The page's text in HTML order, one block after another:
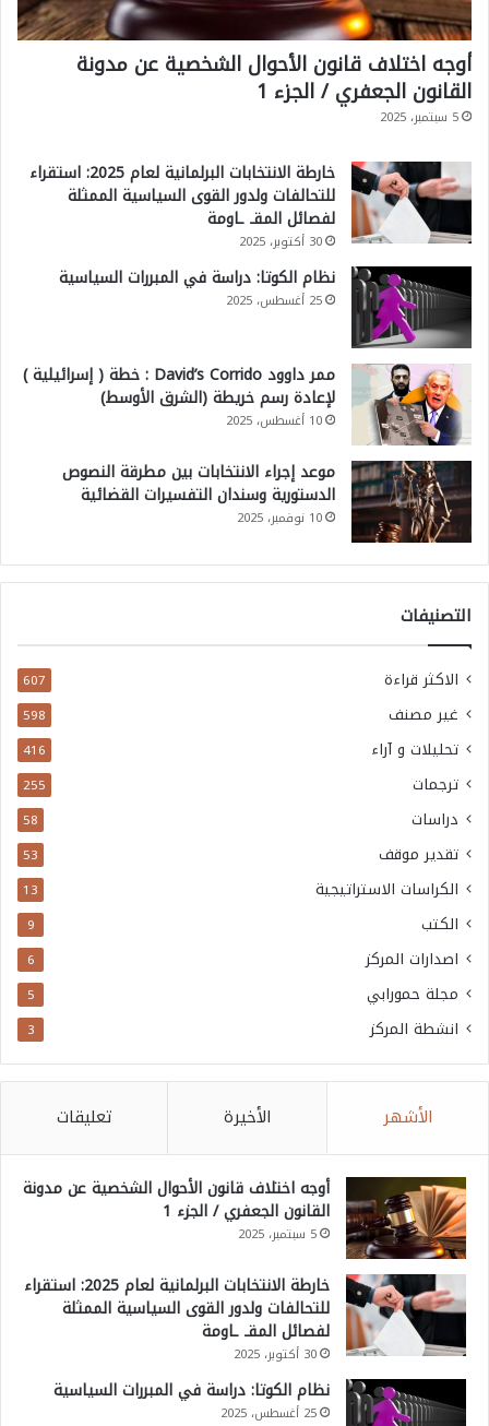
أوجه اختلاف قانون الأحوال الشخصية عن مدونة
القانون الجعفري / الجزء 1
5 سبتمبر، 2025
خارطة الانتخابات البرلمانية لعام 2025: استقراء
للتحالفات ولدور القوى السياسية الممثلة
لفصائل المقـ ـاومة
30 أكتوبر، 2025
نظام الكوتا: دراسة في المبررات السياسية
25 أغسطس، 2025
ممر داوود David’s Corrido : خطة ( إسرائيلية )
لإعادة رسم خريطة (الشرق الأوسط)
10 أغسطس، 2025
موعد إجراء الانتخابات بين مطرقة النصوص
الدستورية وسندان التفسيرات القضائية
10 نوفمبر، 2025
التصنيفات
الاكثر قراءة 607
غير مصنف 598
تحليلات و آراء 416
ترجمات 255
دراسات 58
تقدير موقف 53
الكراسات الاستراتيجية 13
الكتب 9
اصدارات المركز 6
مجلة حمورابي 5
انشطة المركز 3
الأشهر الأخيرة تعليقات
أوجه اختلاف قانون الأحوال الشخصية عن مدونة
القانون الجعفري / الجزء 1
5 سبتمبر، 2025
خارطة الانتخابات البرلمانية لعام 2025: استقراء
للتحالفات ولدور القوى السياسية الممثلة
لفصائل المقـ ـاومة
30 أكتوبر، 2025
نظام الكوتا: دراسة في المبررات السياسية
25 أغسطس، 2025